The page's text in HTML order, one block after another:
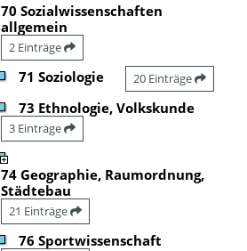
70 Sozialwissenschaften
allgemein
2 Einträge
71 Soziologie 20 Einträge
73 Ethnologie, Volkskunde
3 Einträge
74 Geographie, Raumordnung,
Städtebau
21 Einträge
76 Sportwissenschaft